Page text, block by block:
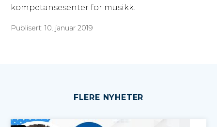
kompetansesenter for musikk.
Publisert: 10. januar 2019
FLERE NYHETER